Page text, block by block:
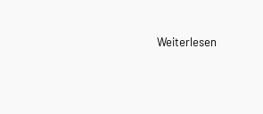
Weiterlesen